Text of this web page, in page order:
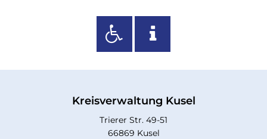
Kreisverwaltung Kusel
Trierer Str. 49-51
66869 Kusel